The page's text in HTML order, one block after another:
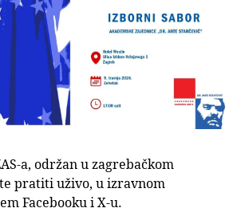
a, održan u zagrebačkom
pratiti uživo, u izravnom
Facebooku i X-u.